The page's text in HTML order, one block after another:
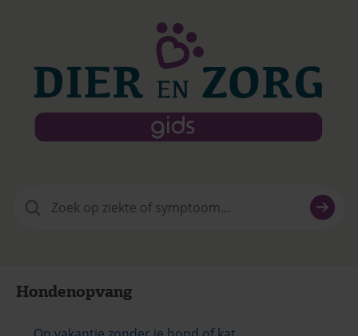
naar:
Hondenopvang